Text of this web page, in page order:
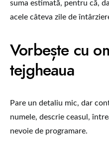
suma estimată, pentru că,
acele câteva zile de
Vorbește cu
tejgheaua
Pare un detaliu mic, dar
numele, descrie ceasul,
nevoie de programare.